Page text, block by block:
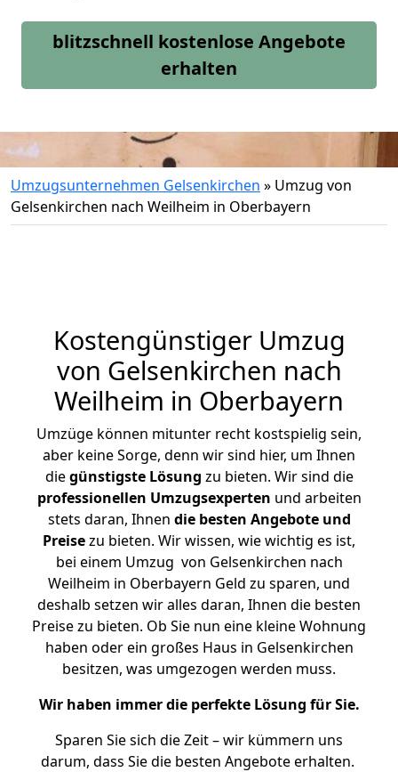
blitzschnell kostenlose Angebote
erhalten
Umzugsunternehmen Gelsenkirchen » Umzug von
Gelsenkirchen nach Weilheim in Oberbayern
Kostengünstiger Umzug
von Gelsenkirchen nach
Weilheim in Oberbayern
Umzüge können mitunter recht kostspielig sein,
aber keine Sorge, denn wir sind hier, um Ihnen
diegünstigste Lösung zu bieten. Wir sind die
professionellen Umzugsexperten und arbeiten
stets daran, Ihnen die besten Angebote und
Preisezu bieten. Wir wissen, wie wichtig es ist,
bei einem Umzug von Gelsenkirchen nach
Weilheim in Oberbayern Geld zu sparen, und
deshalb setzen wir alles daran, Ihnen die besten
Preise zu bieten. Ob Sie nun eine kleine Wohnung
haben oder ein großes Haus in Gelsenkirchen
besitzen, was umgezogen werden muss.
Wir haben immer die perfekte Lösung für Sie.
Sparen Sie sich die Zeit – wir kümmern uns
darum, dass Sie die besten Angebote erhalten.